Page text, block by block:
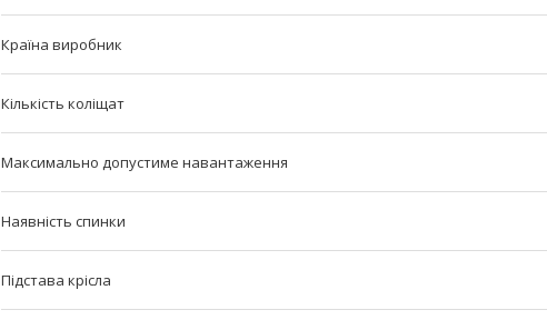
Країна виробник
Кількість коліщат
Максимально допустиме навантаження
Наявність спинки
Підстава крісла